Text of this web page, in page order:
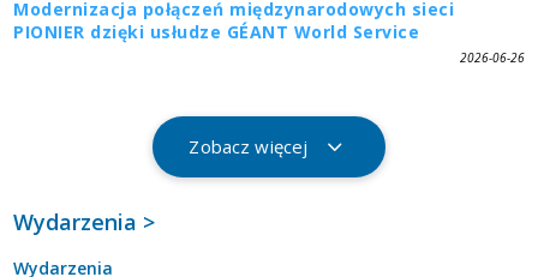
Modernizacja połączeń międzynarodowych sieci
PIONIER dzięki usłudze GÉANT World Service
2026-06-26
Zobacz więcej
Wydarzenia >
Wydarzenia